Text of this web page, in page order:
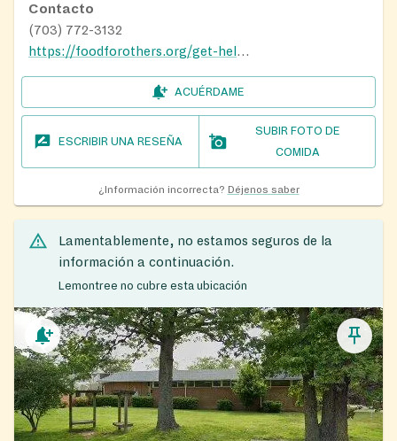
Contacto
(703) 772-3132
https://foodforothers.org/get-help/neighborhood-sites/
ACUÉRDAME
ESCRIBIR UNA RESEÑA
SUBIR FOTO DE
COMIDA
¿Información incorrecta? Déjenos saber
Lamentablemente, no estamos seguros de la
información a continuación.
Lemontree no cubre esta ubicación